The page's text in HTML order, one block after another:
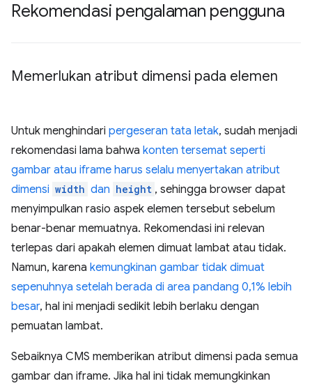
Rekomendasi pengalaman pengguna
Memerlukan atribut dimensi pada elemen
Untuk menghindari pergeseran tata letak, sudah menjadi
rekomendasi lama bahwa konten tersemat seperti
gambar atau iframe harus selalu menyertakan atribut
dimensi width dan height , sehingga browser dapat
menyimpulkan rasio aspek elemen tersebut sebelum
benar-benar memuatnya. Rekomendasi ini relevan
terlepas dari apakah elemen dimuat lambat atau tidak.
Namun, karena kemungkinan gambar tidak dimuat
sepenuhnya setelah berada di area pandang 0,1% lebih
besar, hal ini menjadi sedikit lebih berlaku dengan
pemuatan lambat.
Sebaiknya CMS memberikan atribut dimensi pada semua
gambar dan iframe. Jika hal ini tidak memungkinkan